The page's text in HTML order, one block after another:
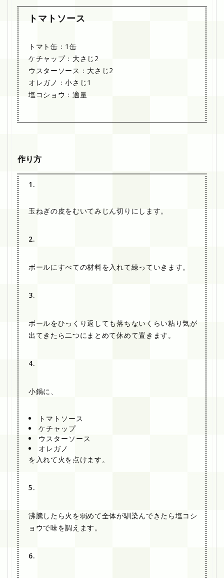
トマトソース
トマト缶：1缶
ケチャップ：大さじ2
ウスターソース：大さじ2
オレガノ：小さじ1
塩コショウ：適量
作り方
1.
玉ねぎの皮をむいてみじん切りにします。
2.
ボールにすべての材料を入れて練っていきます。
3.
ボールをひっくり返しても落ちないくらい粘り気が
出てきたら二つにまとめて休めて置きます。
4.
小鍋に、
トマトソース
ケチャップ
ウスターソース
オレガノ
を入れて火を点けます。
5.
沸騰したら火を弱めて全体が馴染んできたら塩コシ
ョウで味を調えます。
6.